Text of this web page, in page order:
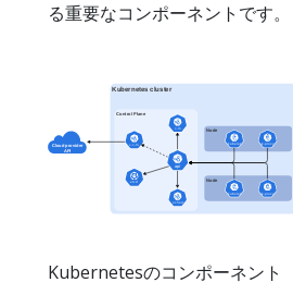
る重要なコンポーネントです。
Kubernetesのコンポーネント